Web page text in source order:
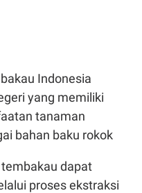
Indonesia
yang memiliki
tanaman
bahan baku rokok
dapat
proses ekstraksi